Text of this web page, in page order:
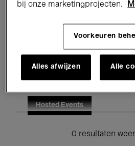
Onderwijs Rondleidingen
Hosted Events
0 resultaten
bij onze marketingprojecten.
Voorkeuren
Alles afwijzen Alle